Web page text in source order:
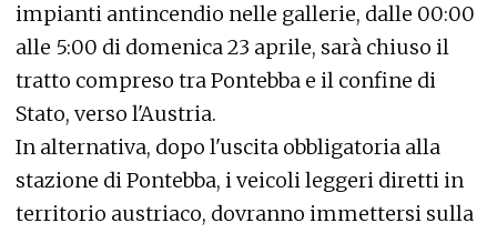
impianti antincendio nelle gallerie, dalle 00:00
alle 5:00 di domenica 23 aprile, sarà chiuso il
tratto compreso tra Pontebba e il confine di
Stato, verso l'Austria.
In alternativa, dopo l'uscita obbligatoria alla
stazione di Pontebba, i veicoli leggeri diretti in
territorio austriaco, dovranno immettersi sulla